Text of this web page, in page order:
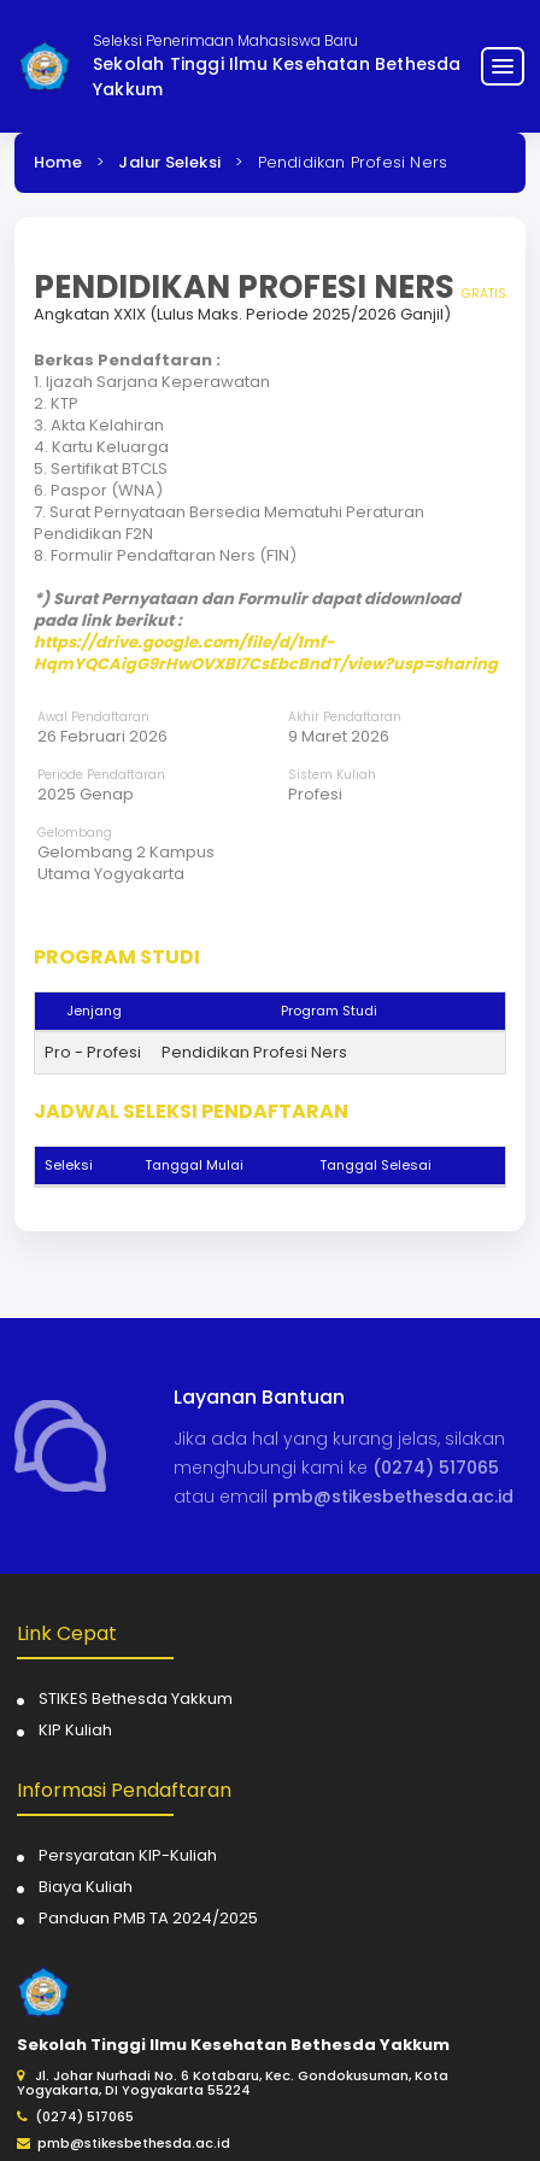
Seleksi Penerimaan Mahasiswa Baru
Sekolah Tinggi Ilmu Kesehatan Bethesda
Yakkum
menu
Home > Jalur Seleksi > Pendidikan Profesi Ners
PENDIDIKAN PROFESI NERS GRATIS
Angkatan XXIX (Lulus Maks. Periode 2025/2026 Ganjil)
Berkas Pendaftaran :
1. Ijazah Sarjana Keperawatan
2. KTP
3. Akta Kelahiran
4. Kartu Keluarga
5. Sertifikat BTCLS
6. Paspor (WNA)
7. Surat Pernyataan Bersedia Mematuhi Peraturan
Pendidikan F2N
8. Formulir Pendaftaran Ners (F1N)
*) Surat Pernyataan dan Formulir dapat didownload
pada link berikut :
https://drive.google.com/file/d/1mf-
HqmYQCAigG9rHwOVXBI7CsEbcBndT/view?usp=sharing
Awal Pendaftaran
26 Februari 2026
Akhir Pendaftaran
9 Maret 2026
Periode Pendaftaran
2025 Genap
Sistem Kuliah
Profesi
Gelombang
Gelombang 2 Kampus
Utama Yogyakarta
PROGRAM STUDI
Jenjang Program Studi
Pro - Profesi Pendidikan Profesi Ners
JADWAL SELEKSI PENDAFTARAN
Seleksi Tanggal Mulai Tanggal Selesai
Layanan Bantuan
Jika ada hal yang kurang jelas, silakan
menghubungi kami ke (0274) 517065
atau email pmb@stikesbethesda.ac.id
Link Cepat
STIKES Bethesda Yakkum
KIP Kuliah
Informasi Pendaftaran
Persyaratan KIP-Kuliah
Biaya Kuliah
Panduan PMB TA 2024/2025
Sekolah Tinggi Ilmu Kesehatan Bethesda Yakkum
Jl. Johar Nurhadi No. 6 Kotabaru, Kec. Gondokusuman, Kota
Yogyakarta, DI Yogyakarta 55224
(0274) 517065
pmb@stikesbethesda.ac.id